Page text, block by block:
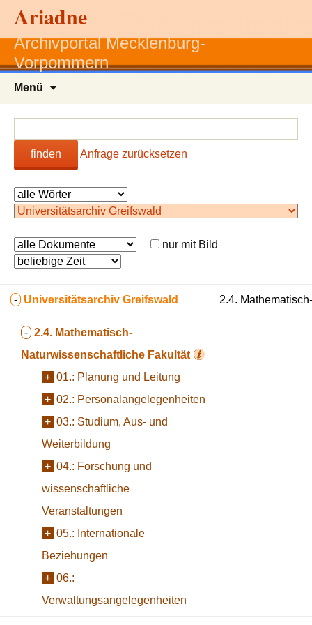
Ariadne
Archivportal Mecklenburg-
Vorpommern
Menü
finden Anfrage zurücksetzen
nur mit Bild
- Universitätsarchiv Greifswald
- 2.4. Mathematisch-
Naturwissenschaftliche Fakultät
+ 01.: Planung und Leitung
+ 02.: Personalangelegenheiten
+ 03.: Studium, Aus- und
Weiterbildung
+ 04.: Forschung und
wissenschaftliche
Veranstaltungen
+ 05.: Internationale
Beziehungen
+ 06.:
Verwaltungsangelegenheiten
2.4.